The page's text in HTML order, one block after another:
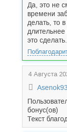
Да, это не
времени
делать, то
это
4 Августа
Asenok93
бонус(ов)
Текст